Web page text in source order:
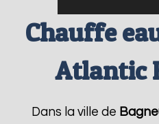
Chauffe
Atlantic
Dans la ville de